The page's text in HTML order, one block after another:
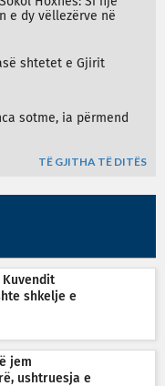
e dy vëllezërve në
shtetet e Gjirit
sotme, ia përmend
TË GJITHA TË DITËS
Kuvendit
shkelje e
jem
ushtruesja e